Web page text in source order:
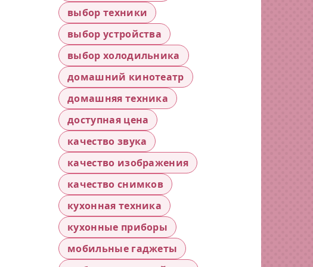
выбор техники
выбор устройства
выбор холодильника
домашний кинотеатр
домашняя техника
доступная цена
качество звука
качество изображения
качество снимков
кухонная техника
кухонные приборы
мобильные гаджеты